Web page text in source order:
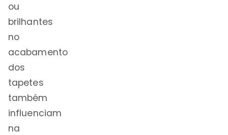
ou
brilhantes
no
acabamento
dos
tapetes
também
influenciam
na